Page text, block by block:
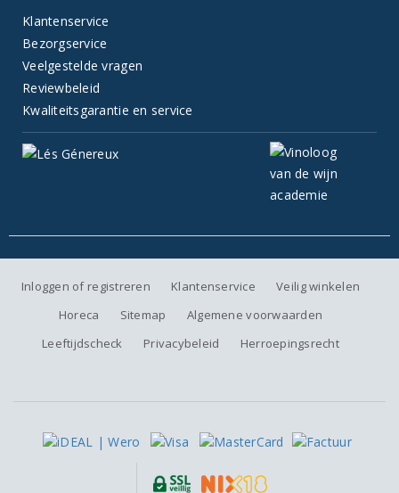
Klantenservice
Bezorgservice
Veelgestelde vragen
Reviewbeleid
Kwaliteitsgarantie en service
Inloggen of registreren Klantenservice
Veilig winkelen
Horeca
Sitemap
Algemene voorwaarden
Leeftijdscheck
Privacybeleid Herroepingsrecht